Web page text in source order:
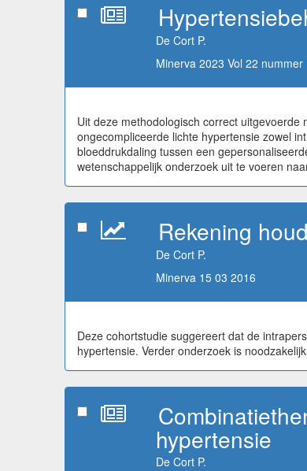
De Cort P.
Minerva 2023 Vol 22
Uit deze methodologisch correct
ongecompliceerde lichte hypertensie zowel
bloeddrukdaling tussen een
wetenschappelijk onderzoek uit te voeren
Rekening
De Cort P.
Minerva 15 03 2016
Deze cohortstudie suggereert dat de
hypertensie. Verder onderzoek is
hypertensie
De Cort P.